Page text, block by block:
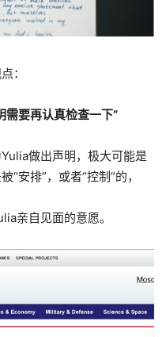
：
要再认真检查一下”
做出声明，极大可能是
安排”，或者“控制”的，
亲自见面的意愿。